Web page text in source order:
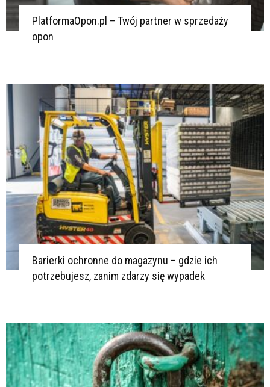
PlatformaOpon.pl – Twój partner w sprzedaży
opon
Barierki ochronne do magazynu – gdzie ich
potrzebujesz, zanim zdarzy się wypadek